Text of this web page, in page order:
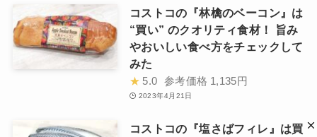
コストコの『林檎のベーコン』は
“買い” のクオリティ食材！ 旨み
やおいしい食べ方をチェックして
みた
★ 5.0 参考価格 1,135円
2023年4月21日
コストコの『塩さばフィレ』は買